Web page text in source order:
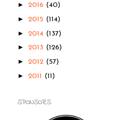
► 2016 (40)
► 2015 (114)
► 2014 (137)
► 2013 (126)
► 2012 (57)
► 2011 (11)
SPONSORS